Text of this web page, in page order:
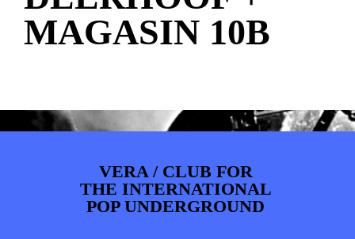
MAGASIN 10B
VERA / CLUB FOR
THE INTERNATIONAL
POP UNDERGROUND